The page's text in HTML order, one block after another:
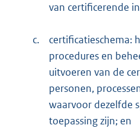
van certificerende
c.
certificatieschema:
procedures en
uitvoeren van de
personen,
waarvoor dezelfde
toepassing zijn; en